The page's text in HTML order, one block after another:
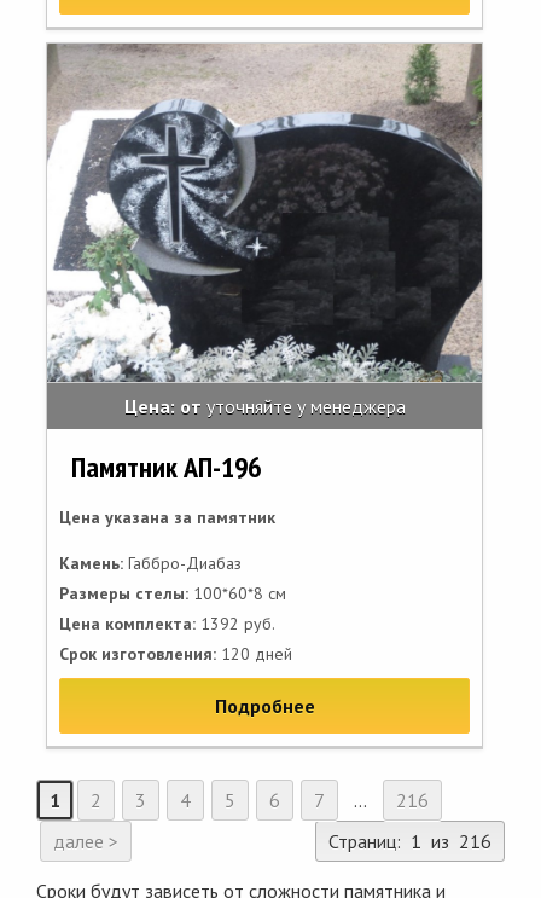
Цена: от уточняйте у менеджера
Памятник АП-196
Цена указана за памятник
Камень: Габбро-Диабаз
Размеры стелы: 100*60*8 см
Цена комплекта: 1392 руб.
Срок изготовления: 120 дней
Подробнее
1 2 3 4 5 6 7 ...
216
далее >
Страниц: 1 из 216
Сроки будут зависеть от сложности памятника и